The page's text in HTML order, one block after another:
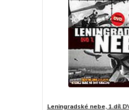
Leningradské nebe, 1.díl